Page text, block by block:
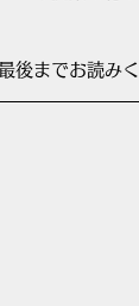
後までお読みく